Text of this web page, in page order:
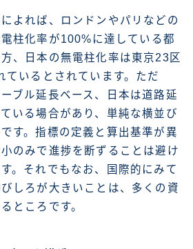
よれば、ロンドンやパリなどの
柱化率が100%に達している都
、日本の無電柱化率は東京23区
ているとされています。ただ
ブル延長ベース、日本は道路延
いる場合があり、単純な横並び
す。指標の定義と算出基準が異
のみで進捗を断ずることは避け
。それでもなお、国際的にみて
しろが大きいことは、多くの資
ところです。